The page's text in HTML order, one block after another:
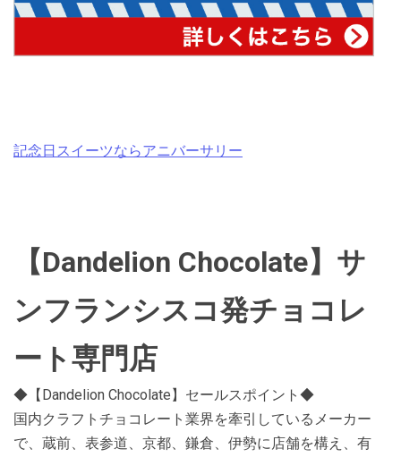
記念日スイーツならアニバーサリー
【Dandelion Chocolate】サ
ンフランシスコ発チョコレ
ート専門店
◆【Dandelion Chocolate】セールスポイント◆
国内クラフトチョコレート業界を牽引しているメーカー
で、蔵前、表参道、京都、鎌倉、伊勢に店舗を構え、有